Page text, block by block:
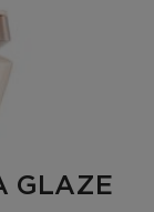
GLAZE